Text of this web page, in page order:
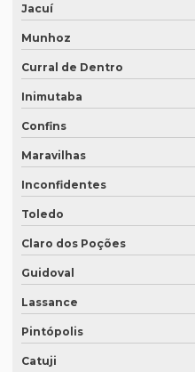
Revisão em ingles tradução
Revisão de manuscritos literários
Revisão de teses e dissertações
Revisão de texto acadêmico
Revisão de texto em inglês preço
Revisão de textos em alemão
Revisão de textos em árabe
Revisão de textos em coreano
Revisão de textos em espanhol
Revisão de textos em francês
Revisão de textos em inglês
Jacuí
Munhoz
Curral de Dentro
Inimutaba
Confins
Maravilhas
Inconfidentes
Toledo
Claro dos Poções
Guidoval
Lassance
Pintópolis
Catuji